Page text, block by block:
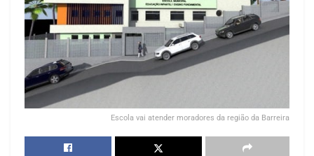
Escola vai atender moradores da região da Barreira